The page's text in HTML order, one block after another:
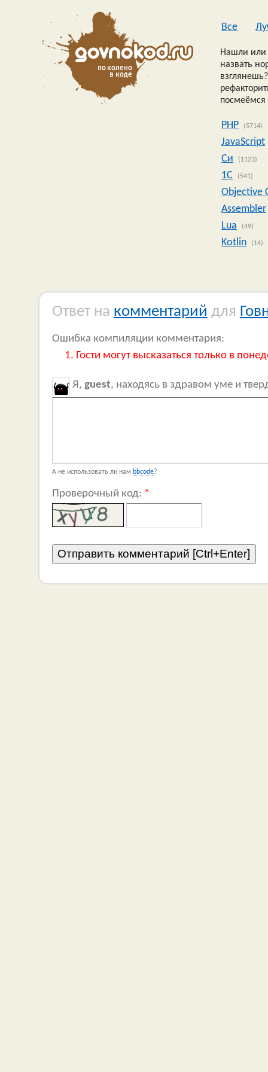
Все
Нашли или
назвать
посмеёмся
PHP (5714)
JavaScript
Си
(1123)
1C (541)
Objective
Assembler
Lua
(49)
Kotlin (14)
Ответ на комментарий для
Ошибка компиляции комментария:
Гости могут высказаться только в
Я, guest, находясь в здравом уме и
А не использовать ли нам bbcode?
Проверочный код: *